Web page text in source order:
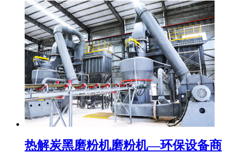
热解炭黑磨粉机磨粉机—环保设备商